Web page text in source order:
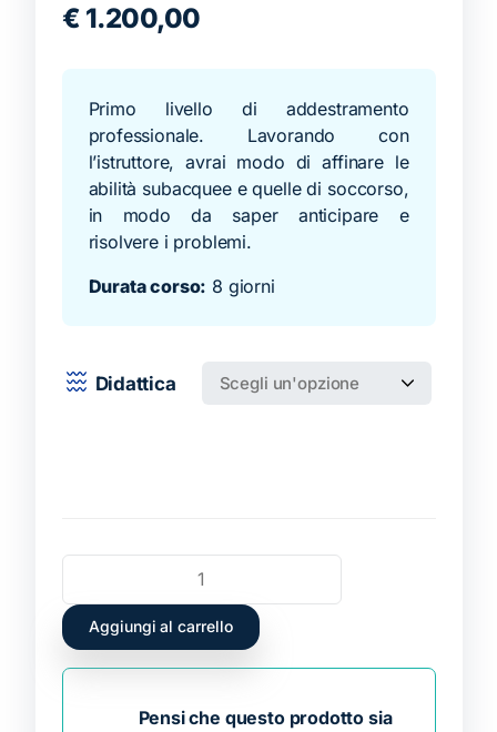
€ 1.200,00
Primo livello di addestramento
professionale. Lavorando con
l’istruttore, avrai modo di affinare le
abilità subacquee e quelle di soccorso,
in modo da saper anticipare e
risolvere i problemi.
Durata corso: 8 giorni
Didattica
Aggiungi al carrello
Pensi che questo prodotto sia